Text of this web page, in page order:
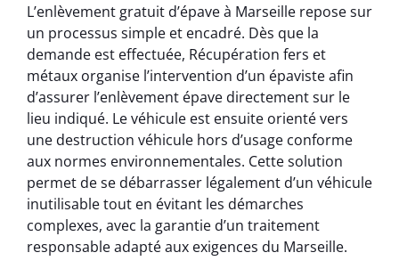
L’enlèvement gratuit d’épave à Marseille repose sur
un processus simple et encadré. Dès que la
demande est effectuée, Récupération fers et
métaux organise l’intervention d’un épaviste afin
d’assurer l’enlèvement épave directement sur le
lieu indiqué. Le véhicule est ensuite orienté vers
une destruction véhicule hors d’usage conforme
aux normes environnementales. Cette solution
permet de se débarrasser légalement d’un véhicule
inutilisable tout en évitant les démarches
complexes, avec la garantie d’un traitement
responsable adapté aux exigences du Marseille.